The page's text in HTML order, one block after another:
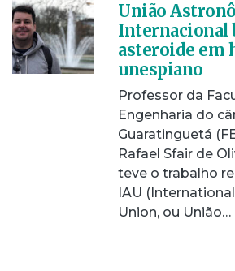
União
Internacional
asteroide em
unespiano
Professor da
Engenharia do
Guaratinguetá
Rafael Sfair de
teve o trabalho
IAU
Union, ou União…